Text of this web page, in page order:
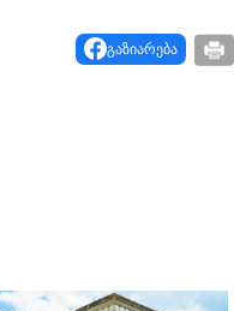
გაზიარება